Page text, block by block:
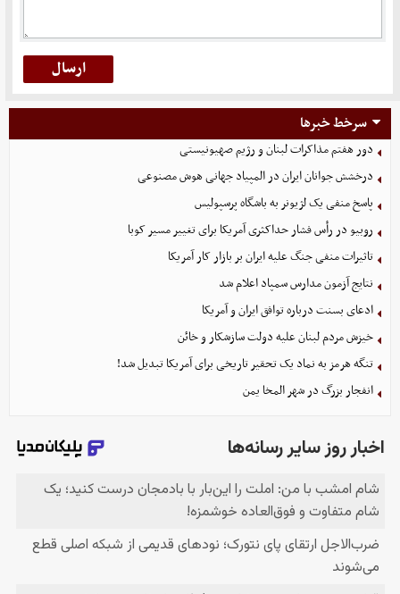
سرخط خبرها
دور هفتم مذاکرات لبنان و رژیم صهیونیستی
درخشش جوانان ایران در المپیاد جهانی هوش مصنوعی
پاسخ منفی یک لژیونر به باشگاه پرسپولیس
روبیو در رأس فشار حداکثری آمریکا برای تغییر مسیر کوبا
تاثیرات منفی جنگ علیه ایران بر بازار کار آمریکا
نتایج آزمون مدارس سمپاد اعلام شد
ادعای بسنت درباره توافق ایران و آمریکا
خیزش مردم لبنان علیه دولت سازشکار و خائن
تنگه هرمز به نماد یک تحقیر تاریخی برای آمریکا تبدیل شد!
انفجار بزرگ در شهر المخا یمن